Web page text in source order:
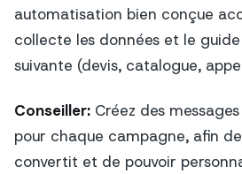
automatisation bien conçue
collecte les données et le
suivante (devis, catalogue,
Conseiller: Créez des
pour chaque campagne, afin
convertit et de pouvoir